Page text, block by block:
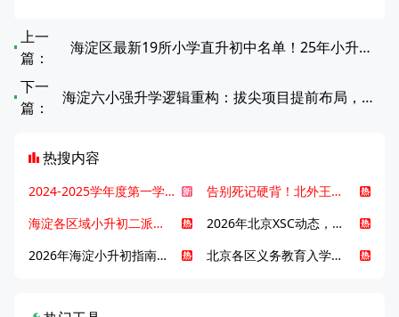
上一
篇：
海淀区最新19所小学直升初中名单！25年小升初家长必看
下一
篇：
海淀六小强升学逻辑重构：拔尖项目提前布局，牛娃与普娃的赛道分化
热搜内容
2024-2025学年度第一学期北京各区期末考试真题试卷汇总
告别死记硬背！北外王牌精读词汇课，帮孩子突破英语词汇难关
海淀各区域小升初二派全攻略合集！区域一至五志愿填报、升学策略详解
2026年北京XSC动态，持续更新中ing...
2026年海淀小升初指南，一文了解招生政策要点
北京各区义务教育入学咨询电话汇总，25年小升初家长提前收藏